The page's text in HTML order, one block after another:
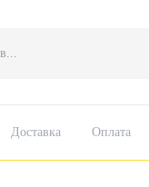
Доставка Оплата